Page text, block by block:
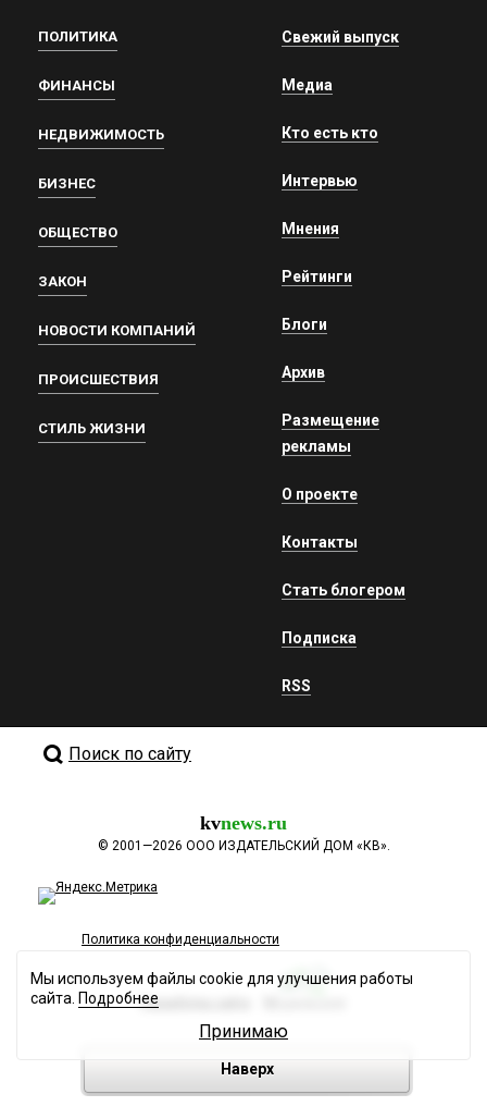
ПОЛИТИКА
ФИНАНСЫ
НЕДВИЖИМОСТЬ
БИЗНЕС
ОБЩЕСТВО
ЗАКОН
НОВОСТИ КОМПАНИЙ
ПРОИСШЕСТВИЯ
СТИЛЬ ЖИЗНИ
Свежий выпуск
Медиа
Кто есть кто
Интервью
Мнения
Рейтинги
Блоги
Архив
Размещение
рекламы
О проекте
Контакты
Стать блогером
Подписка
RSS
Поиск по сайту
kvnews.ru
© 2001—2026 ООО ИЗДАТЕЛЬСКИЙ ДОМ «КВ».
Политика конфиденциальности
Разработка сайта
Наверх
Мы используем файлы cookie для улучшения работы
сайта. Подробнее
Принимаю